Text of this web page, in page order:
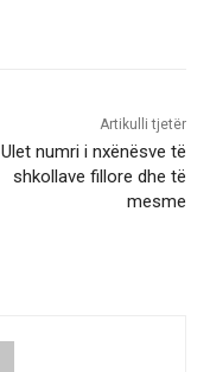
Artikulli tjetër
Ulet numri i nxënësve të
shkollave fillore dhe të
mesme